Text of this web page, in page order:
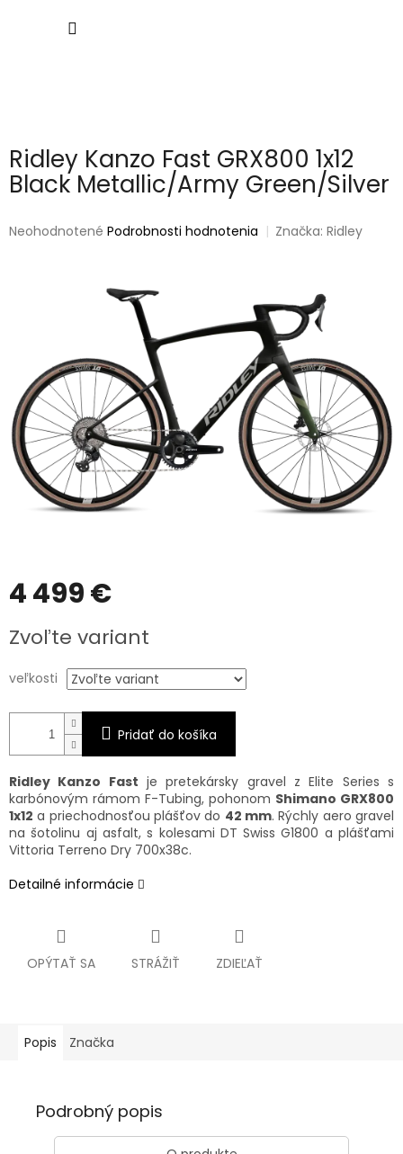
Ridley Kanzo Fast GRX800 1x12
Black Metallic/Army Green/Silver
Priemerné
Neohodnotené Podrobnosti hodnotenia Značka:Ridley
4 499 €
cena:
Zvoľte variant
veľkosti
Pridať do košíka
Ridley Kanzo Fast je pretekársky gravel z Elite Series s
karbónovým rámom F-Tubing, pohonom Shimano GRX800
1x12 a priechodnosťou plášťov do 42 mm. Rýchly aero gravel
na šotolinu aj asfalt, s kolesami DT Swiss G1800 a plášťami
Vittoria Terreno Dry 700x38c.
Detailné informácie
OPÝTAŤ SA STRÁŽIŤ ZDIEĽAŤ
Popis Značka
Podrobný popis